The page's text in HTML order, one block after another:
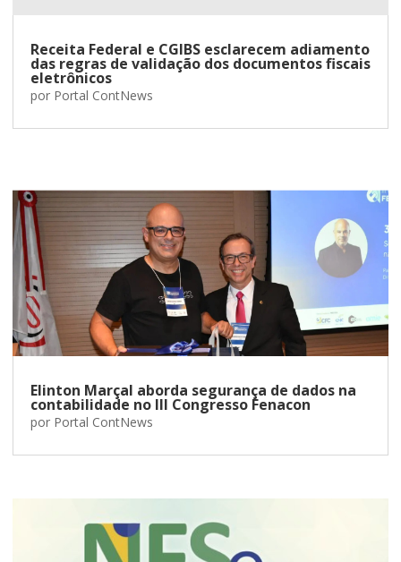
Receita Federal e CGIBS esclarecem adiamento
das regras de validação dos documentos fiscais
eletrônicos
por Portal ContNews
Elinton Marçal aborda segurança de dados na
contabilidade no III Congresso Fenacon
por Portal ContNews